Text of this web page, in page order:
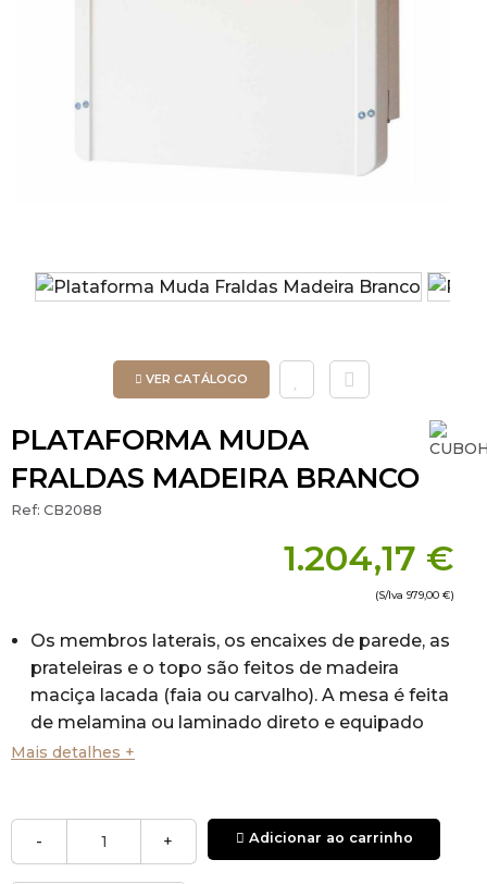
VER CATÁLOGO
PLATAFORMA MUDA
FRALDAS MADEIRA BRANCO
Ref: CB2088
1.204,17 €
(S/Iva 979,00 €)
Os membros laterais, os encaixes de parede, as
prateleiras e o topo são feitos de madeira
maciça lacada (faia ou carvalho). A mesa é feita
de melamina ou laminado direto e equipado
com um colchão de poliéter com um
Dimensões Fechada: 66 x 78 x 20cm (Largura x
Altura x Profundidade)
Mais detalhes +
- + Adicionar ao carrinho